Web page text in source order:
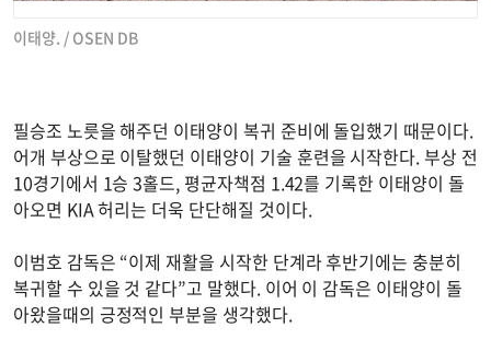
이태양. / OSEN DB
필승조 노릇을 해주던 이태양이 복귀 준비에 돌입했기 때문이다.
어개 부상으로 이탈했던 이태양이 기술 훈련을 시작한다. 부상 전
10경기에서 1승 3홀드, 평균자책점 1.42를 기록한 이태양이 돌
아오면 KIA 허리는 더욱 단단해질 것이다.
이범호 감독은 “이제 재활을 시작한 단계라 후반기에는 충분히
복귀할 수 있을 것 같다”고 말했다. 이어 이 감독은 이태양이 돌
아왔을때의 긍정적인 부분을 생각했다.